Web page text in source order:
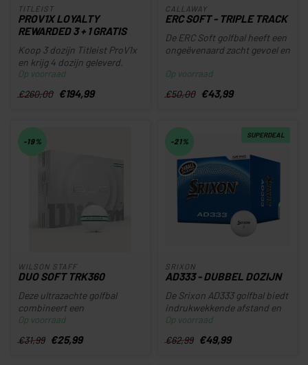
TITLEIST
PROV1X LOYALTY
REWARDED 3 + 1 GRATIS
Koop 3 dozijn Titleist ProV1x
en krijg 4 dozijn geleverd.
Op=Op
Op voorraad
€260,00 €194,99
CALLAWAY
ERC SOFT - TRIPLE TRACK
De ERC Soft golfbal heeft een
ongeëvenaard zacht gevoel en
Op voorraad
€50,00 €43,99
-19%
WILSON STAFF
DUO SOFT TRK360
Deze ultrazachte golfbal
combineert een
ongeëvenaard zacht gevoel
Op voorraad
€31,99 €25,99
SUPERDEAL
-21%
SRIXON
AD333 - DUBBEL DOZIJN
De Srixon AD333 golfbal biedt
indrukwekkende afstand en
een zachter gevoel dankz...
Op voorraad
€62,99 €49,99